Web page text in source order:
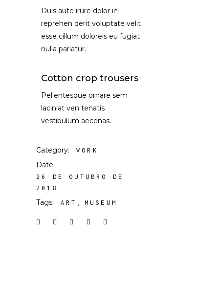
Duis aute irure dolor in
reprehen derit voluptate velit
esse cillum doloreis eu fugiat
nulla pariatur.
Cotton crop trousers
Pellentesque ornare sem
laciniat ven tenatis
vestibulum aecenas.
Category: WORK
Date:
26 DE OUTUBRO DE
2018
Tags: ART MUSEUM